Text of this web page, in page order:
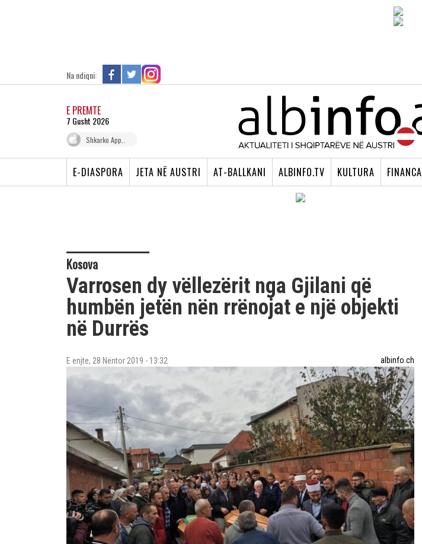
Na ndiqni:
E PREMTE
7 Gusht 2026
Shkarko App..
E-DIASPORA JETA NË AUSTRI AT-BALLKANI ALBINFO.TV KULTURA FINANCA
Kosova
Varrosen dy vëllezërit nga Gjilani që
humbën jetën nën rrënojat e një objekti
në Durrës
E enjte, 28 Nëntor 2019 - 13:32 albinfo.ch